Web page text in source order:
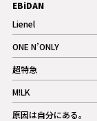
ギャラリー
EBiDAN
Lienel
記事
ONE N’ONLY
記事
超特急
記事
M!LK
記事
原因は自分にある。